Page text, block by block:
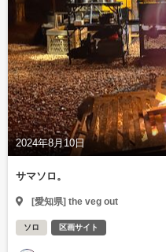
2024年8月10日
サマソロ。
[愛知県] the veg out
ソロ 区画サイト